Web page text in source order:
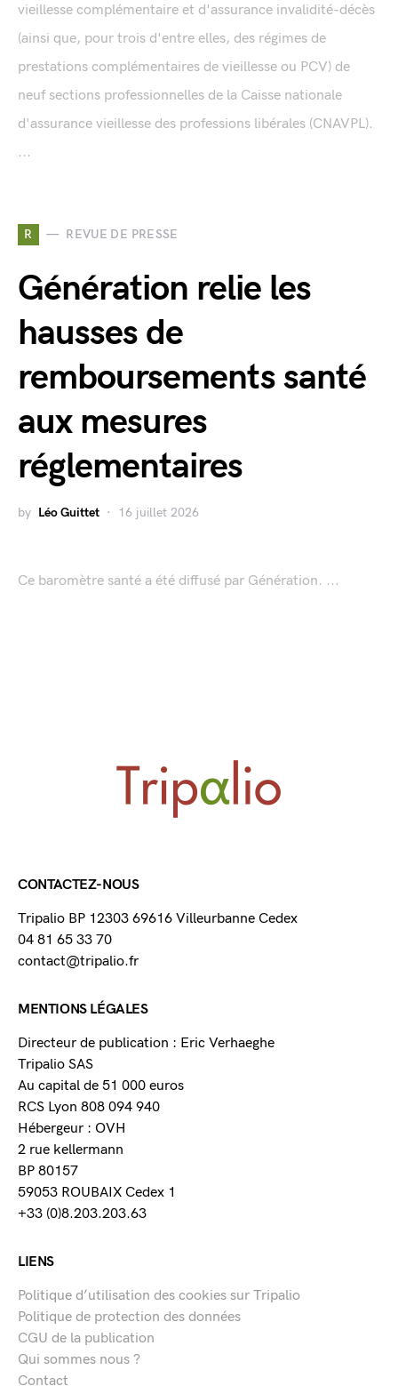
vieillesse complémentaire et d'assurance invalidité-décès
(ainsi que, pour trois d'entre elles, des régimes de
prestations complémentaires de vieillesse ou PCV) de
neuf sections professionnelles de la Caisse nationale
d'assurance vieillesse des professions libérales (CNAVPL).
...
R REVUE DE PRESSE
Génération relie les
hausses de
remboursements santé
aux mesures
réglementaires
by Léo Guittet 16 juillet 2026
Ce baromètre santé a été diffusé par Génération. ...
CONTACTEZ-NOUS
Tripalio BP 12303 69616 Villeurbanne Cedex
04 81 65 33 70
contact@tripalio.fr
MENTIONS LÉGALES
Directeur de publication : Eric Verhaeghe
Tripalio SAS
Au capital de 51 000 euros
RCS Lyon 808 094 940
Hébergeur : OVH
2 rue kellermann
BP 80157
59053 ROUBAIX Cedex 1
+33 (0)8.203.203.63
LIENS
Politique d’utilisation des cookies sur Tripalio
Politique de protection des données
CGU de la publication
Qui sommes nous ?
Contact